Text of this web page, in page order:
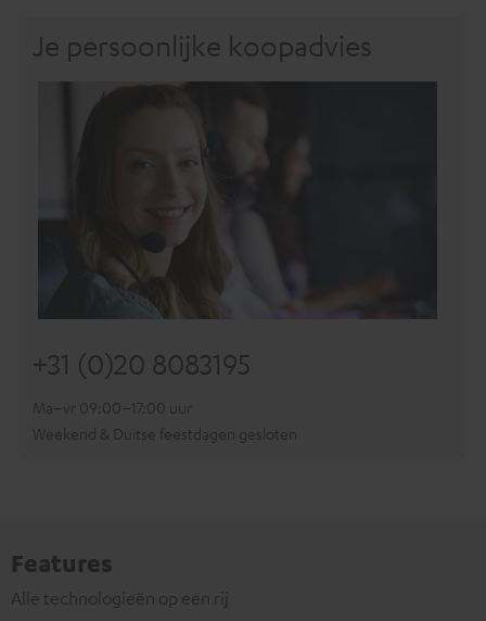
Je persoonlijke koopadvies
+31 (0)20 8083195
Ma–vr 09:00–17:00 uur
Weekend & Duitse feestdagen gesloten
Features
Alle technologieën op een rij